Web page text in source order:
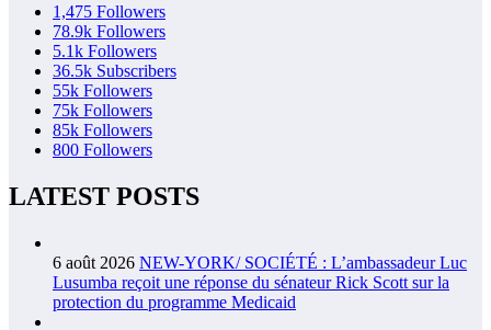
1,475 Followers
78.9k Followers
5.1k Followers
36.5k Subscribers
55k Followers
75k Followers
85k Followers
800 Followers
LATEST POSTS
6 août 2026 NEW-YORK/ SOCIÉTÉ : L’ambassadeur Luc
Lusumba reçoit une réponse du sénateur Rick Scott sur la
protection du programme Medicaid